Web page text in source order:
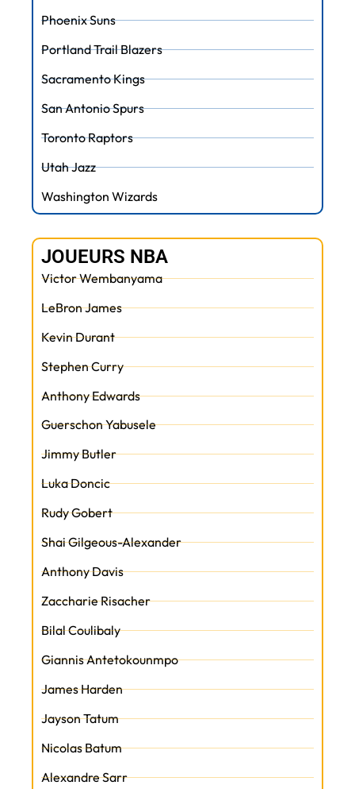
Phoenix Suns
Portland Trail Blazers
Sacramento Kings
San Antonio Spurs
Toronto Raptors
Utah Jazz
Washington Wizards
JOUEURS NBA
Victor Wembanyama
LeBron James
Kevin Durant
Stephen Curry
Anthony Edwards
Guerschon Yabusele
Jimmy Butler
Luka Doncic
Rudy Gobert
Shai Gilgeous-Alexander
Anthony Davis
Zaccharie Risacher
Bilal Coulibaly
Giannis Antetokounmpo
James Harden
Jayson Tatum
Nicolas Batum
Alexandre Sarr